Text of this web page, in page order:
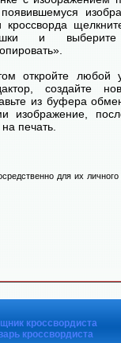
кроссворда
и
откройте любой
создайте
из буфера
изображение,
на печать.
для их личного
кроссвордиста
кроссвордиста